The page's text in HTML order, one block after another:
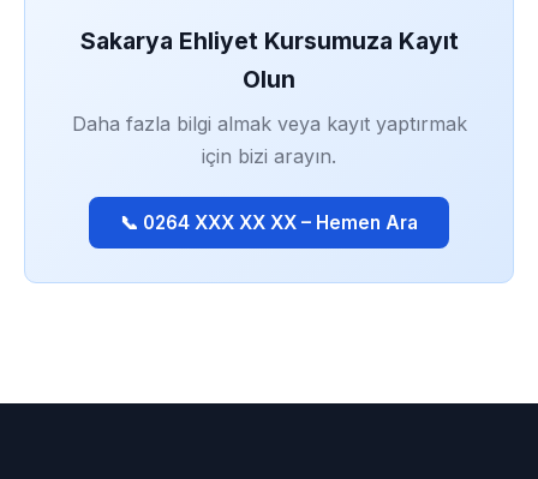
Sakarya Ehliyet Kursumuza Kayıt
Olun
Daha fazla bilgi almak veya kayıt yaptırmak
için bizi arayın.
📞 0264 XXX XX XX – Hemen Ara